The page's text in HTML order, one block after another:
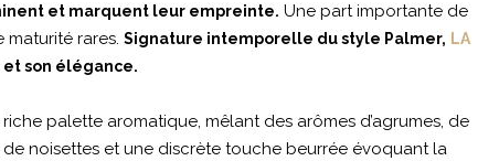
et marquent leur empreinte. Une part importante de
rares. Signature intemporelle du style Palmer, LA
et son élégance.
riche palette aromatique, mêlant des arômes d’agrumes, de
noisettes et une discrète touche beurrée évoquant la